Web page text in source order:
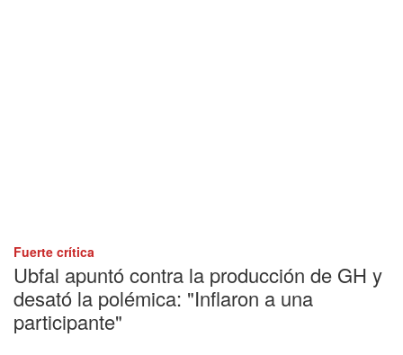
Fuerte crítica
Ubfal apuntó contra la producción de GH y
desató la polémica: "Inflaron a una
participante"